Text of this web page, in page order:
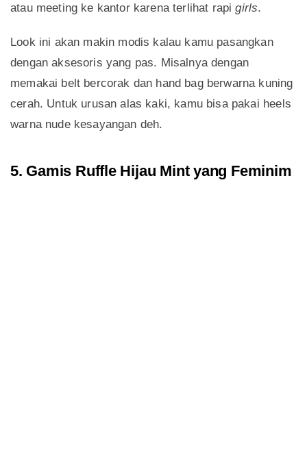
atau meeting ke kantor karena terlihat rapigirls.
Look ini akan makin modis kalau kamu pasangkan
dengan aksesoris yang pas. Misalnya dengan
memakai belt bercorak dan hand bag berwarna kuning
cerah. Untuk urusan alas kaki, kamu bisa pakai heels
warna nude kesayangan deh.
5. Gamis Ruffle Hijau Mint yang Feminim